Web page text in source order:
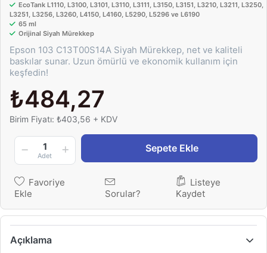
EcoTank L1110, L3100, L3101, L3110, L3111, L3150, L3151, L3210, L3211, L3250,
L3251, L3256, L3260, L4150, L4160, L5290, L5296 ve L6190
65 ml
Orijinal Siyah Mürekkep
Epson 103 C13T00S14A Siyah Mürekkep, net ve kaliteli
baskılar sunar. Uzun ömürlü ve ekonomik kullanım için
keşfedin!
₺484,27
Birim Fiyatı: ₺403,56 + KDV
1
Adet
Sepete Ekle
Favoriye
Ekle
Sorular?
Listeye
Kaydet
Açıklama